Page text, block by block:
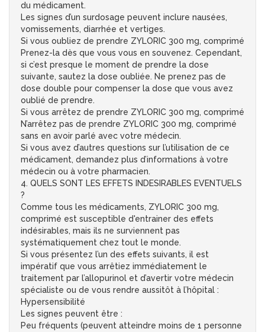
du médicament.
Les signes d’un surdosage peuvent inclure nausées,
vomissements, diarrhée et vertiges.
Si vous oubliez de prendre ZYLORIC 300 mg, comprimé
Prenez-la dès que vous vous en souvenez. Cependant,
si c’est presque le moment de prendre la dose
suivante, sautez la dose oubliée. Ne prenez pas de
dose double pour compenser la dose que vous avez
oublié de prendre.
Si vous arrêtez de prendre ZYLORIC 300 mg, comprimé
N’arrêtez pas de prendre ZYLORIC 300 mg, comprimé
sans en avoir parlé avec votre médecin.
Si vous avez d’autres questions sur l’utilisation de ce
médicament, demandez plus d’informations à votre
médecin ou à votre pharmacien.
4. QUELS SONT LES EFFETS INDESIRABLES EVENTUELS
?
Comme tous les médicaments, ZYLORIC 300 mg,
comprimé est susceptible d'entrainer des effets
indésirables, mais ils ne surviennent pas
systématiquement chez tout le monde.
Si vous présentez l’un des effets suivants, il est
impératif que vous arrêtiez immédiatement le
traitement par l’allopurinol et d’avertir votre médecin
spécialiste ou de vous rendre aussitôt à l’hôpital :
Hypersensibilité
Les signes peuvent être :
Peu fréquents (peuvent atteindre moins de 1 personne